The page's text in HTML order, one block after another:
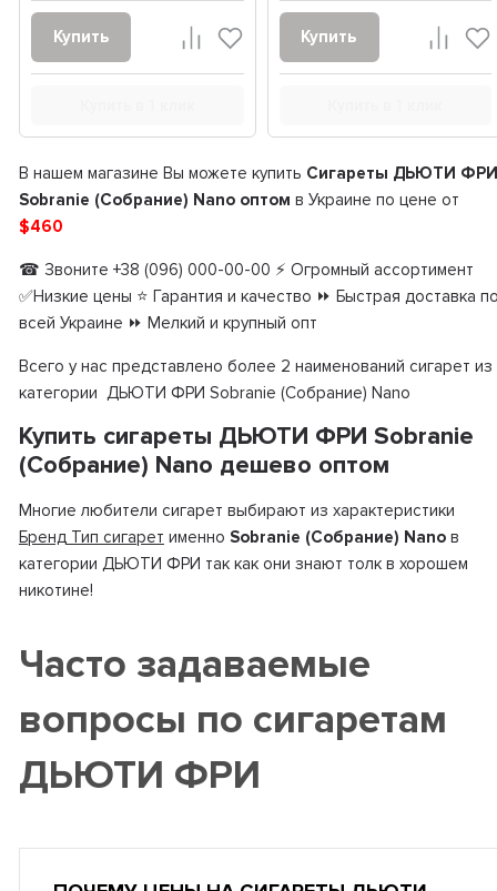
Купить Купить
В нашем магазине Вы можете купить Сигареты ДЬЮТИ ФРИ
Sobranie (Собрание) Nano оптом в Украине по цене от
$460
☎ Звоните +38 (096) 000-00-00 ⚡ Огромный ассортимент
✅Низкие цены ⭐ Гарантия и качество ⏩ Быстрая доставка
всей Украине ⏩ Мелкий и крупный опт
Всего у нас представлено более 2 наименований сигарет из
категории ДЬЮТИ ФРИ Sobranie (Собрание) Nano
Купить сигареты ДЬЮТИ ФРИ Sobranie
(Собрание) Nano дешево оптом
Многие любители сигарет выбирают из характеристики
Бренд Тип сигарет именно Sobranie (Собрание) Nanoв
категории ДЬЮТИ ФРИ так как они знают толк в хорошем
никотине!
Часто задаваемые
вопросы по сигаретам
ДЬЮТИ ФРИ